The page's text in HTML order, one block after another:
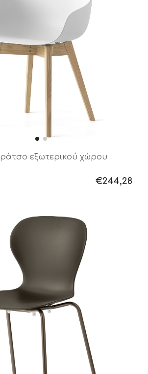
εξωτερικού χώρου
€244,28